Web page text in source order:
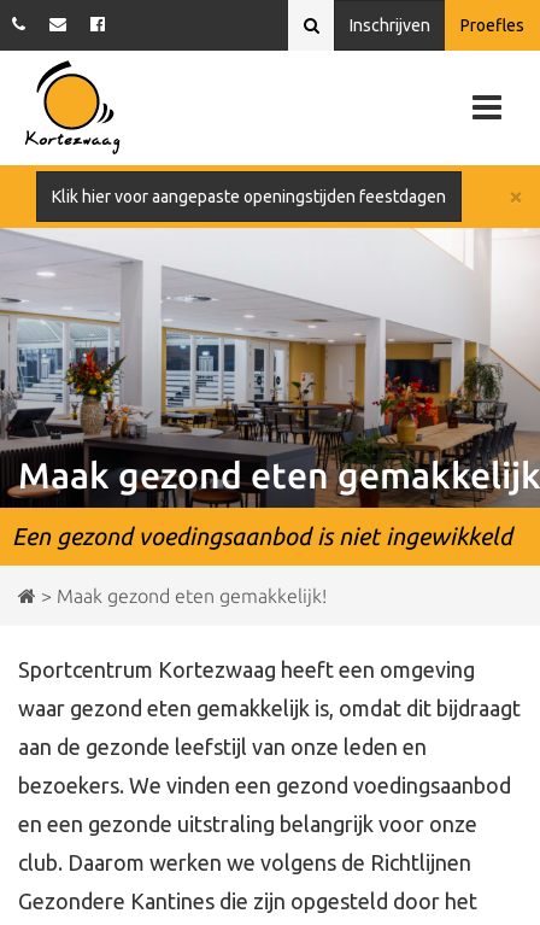
Inschrijven Proefles
×
Klik hier voor aangepaste openingstijden feestdagen
Maak gezond eten
Een gezond voedingsaanbod is niet ingewikkeld
> Maak gezond eten gemakkelijk!
Sportcentrum Kortezwaag heeft een omgeving
waar gezond eten gemakkelijk is, omdat dit bijdraagt
aan de gezonde leefstijl van onze leden en
bezoekers. We vinden een gezond voedingsaanbod
en een gezonde uitstraling belangrijk voor onze
club. Daarom werken we volgens de Richtlijnen
Gezondere Kantines die zijn opgesteld door het